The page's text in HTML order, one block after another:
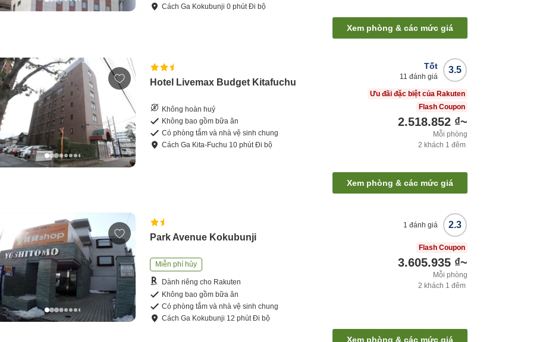
CáchGa Kokubunji0 phútĐi bộ
Xem phòng & các mức giá
Hotel Livemax Budget Kitafuchu
Không hoàn huỷ
Không bao gồm bữa ăn
Có phòng tắm và nhà vệ sinh chung
CáchGa Kita-Fuchu 10 phútĐi bộ
3.5
Tốt
11 đánh giá
Ưu đãi đặc biệt của Rakuten
Flash Coupon
2.518.852 ₫~
Mỗi phòng
2 khách 1 đêm
Xem phòng & các mức giá
Park Avenue Kokubunji
Miễn phí hủy
Dành riêng cho Rakuten
Không bao gồm bữa ăn
Có phòng tắm và nhà vệ sinh chung
CáchGa Kokubunji 12 phútĐi bộ
2.3
1 đánh giá
Flash Coupon
3.605.935 ₫~
Mỗi phòng
2 khách 1 đêm
Xem phòng & các mức giá